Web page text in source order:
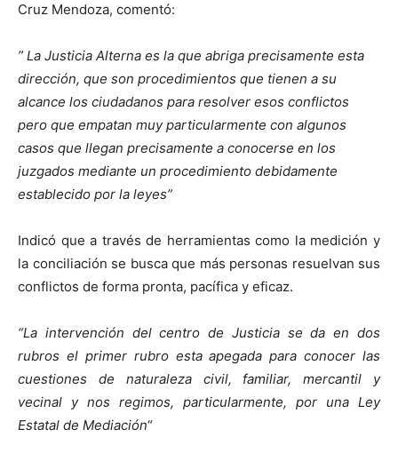
Cruz Mendoza, comentó:
” La Justicia Alterna es la que abriga precisamente esta
dirección, que son procedimientos que tienen a su
alcance los ciudadanos para resolver esos conflictos
pero que empatan muy particularmente con algunos
casos que llegan precisamente a conocerse en los
juzgados mediante un procedimiento debidamente
establecido por la leyes”
Indicó que a través de herramientas como la medición y
la conciliación se busca que más personas resuelvan sus
conflictos de forma pronta, pacífica y eficaz.
“La intervención del centro de Justicia se da en dos
rubros el primer rubro esta apegada para conocer las
cuestiones de naturaleza civil, familiar, mercantil y
vecinal y nos regimos, particularmente, por una Ley
Estatal de Mediación“